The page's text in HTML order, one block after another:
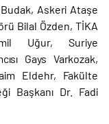
Askeri Ataşe
Bilal Özden, TİKA
Uğur, Suriye
Gays Varkozak,
Eldehr, Fakülte
Başkanı Dr. Fadi